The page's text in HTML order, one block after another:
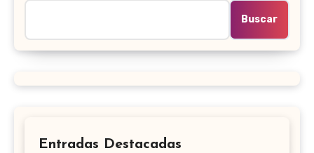
Buscar
Entradas Destacadas